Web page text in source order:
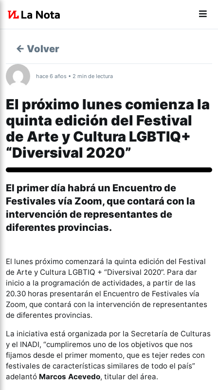
← Volver
hace 6 años • 2 min de lectura
El próximo lunes comienza la
quinta edición del Festival
de Arte y Cultura LGBTIQ+
“Diversival 2020”
El primer día habrá un Encuentro de
Festivales vía Zoom, que contará con la
intervención de representantes de
diferentes provincias.
El lunes próximo comenzará la quinta edición del Festival
de Arte y Cultura LGBTIQ + “Diversival 2020”. Para dar
inicio a la programación de actividades, a partir de las
20.30 horas presentarán el Encuentro de Festivales vía
Zoom, que contará con la intervención de representantes
de diferentes provincias.
La iniciativa está organizada por la Secretaría de Culturas
y el INADI, “cumpliremos uno de los objetivos que nos
fijamos desde el primer momento, que es tejer redes con
festivales de características similares de todo el país”
adelantó Marcos Acevedo, titular del área.